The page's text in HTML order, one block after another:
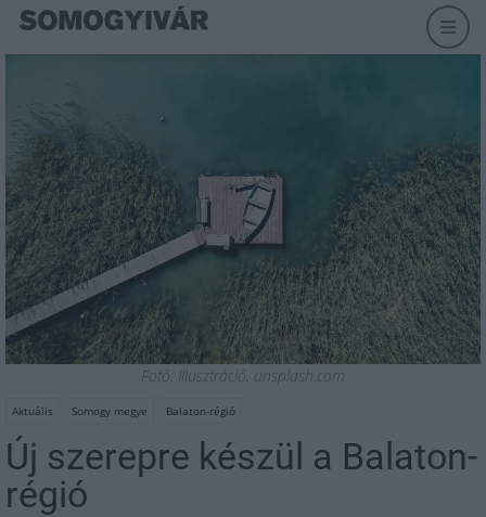
Fotó: Illusztráció, unsplash.com
Aktuális Somogy megye Balaton-régió
Új szerepre készül a Balaton-
régió